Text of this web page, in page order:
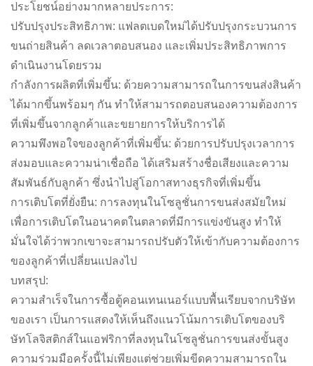
ประโยชน์อย่างมากหลายประการ:
ปรับปรุงประสิทธิภาพ: แฟลตเบดใหม่ได้ปรับปรุงกระบวนการ
ขนถ่ายสินค้า ลดเวลาตอบสนอง และเพิ่มประสิทธิภาพการ
ดำเนินงานโดยรวม
กำลังการผลิตที่เพิ่มขึ้น: ด้วยความสามารถในการขนส่งสินค้า
ได้มากขึ้นพร้อมๆ กัน ทำให้สามารถตอบสนองความต้องการ
ที่เพิ่มขึ้นจากลูกค้าและขยายการให้บริการได้
ความพึงพอใจของลูกค้าที่เพิ่มขึ้น: ด้วยการปรับปรุงเวลาการ
ส่งมอบและความน่าเชื่อถือ ได้เสริมสร้างชื่อเสียงและความ
สัมพันธ์กับลูกค้า ซึ่งนำไปสู่โอกาสทางธุรกิจที่เพิ่มขึ้น
การเติบโตที่ยั่งยืน: การลงทุนในโซลูชั่นการขนส่งสมัยใหม่
เพื่อการเติบโตในอนาคตในตลาดที่มีการแข่งขันสูง ทำให้
มั่นใจได้ว่าพวกเขาจะสามารถปรับตัวให้เข้ากับความต้องการ
ของลูกค้าที่เปลี่ยนแปลงไป
บทสรุป:
ความสำเร็จในการซื้อตู้คอนเทนเนอร์แบบพื้นเรียบจากบริษัท
ของเรา เป็นการแสดงให้เห็นถึงแนวโน้มการเติบโตของบริ
ษัทโลจิสติกส์ในแอฟริกาที่ลงทุนในโซลูชั่นการขนส่งขั้นสูง
ความร่วมมือครั้งนี้ไม่เพียงแต่ช่วยเพิ่มขีดความสามารถใน